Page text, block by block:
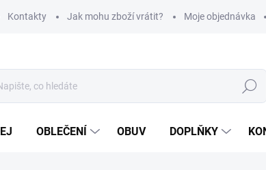
Kontakty Jak mohu zboží vrátit? Moje objednávka
Hledat
OBLEČENÍ OBUV DOPLŇKY